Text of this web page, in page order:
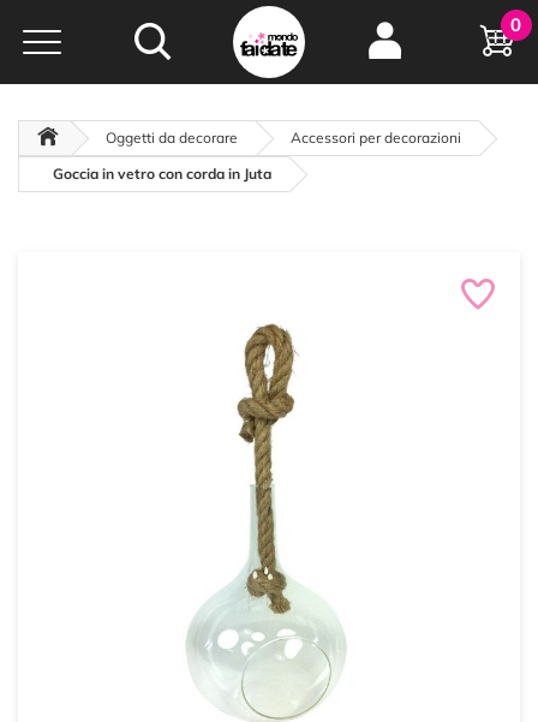
Hobby e
creatività...
oltre 15 anni online
0
Oggetti da decorare
Accessori per decorazioni
Goccia in vetro con corda in Juta